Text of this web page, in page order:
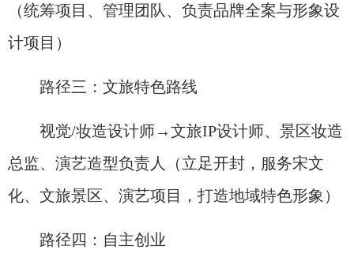
（统筹项目、管理团队、负责品牌全案与形象设
计项目）
路径三：文旅特色路线
视觉/妆造设计师→文旅IP设计师、景区妆造
总监、演艺造型负责人（立足开封，服务宋文
化、文旅景区、演艺项目，打造地域特色形象）
路径四：自主创业